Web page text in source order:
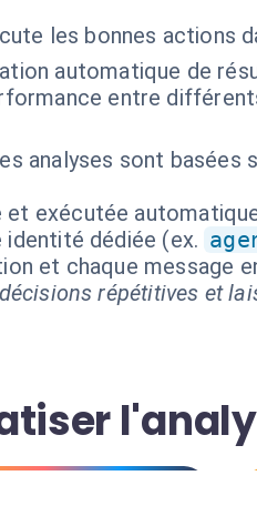
les bonnes actions
automatique de
entre
analyses sont basées
exécutée
identité dédiée (ex.
et chaque message
répétitives et